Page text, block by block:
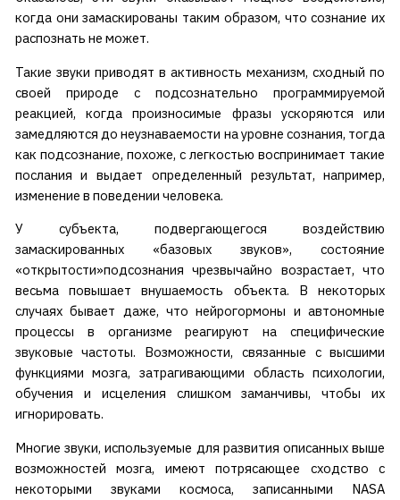
когда они замаскированы таким образом, что сознание их
распознать не может.
Такие звуки приводят в активность механизм, сходный по
своей природе с подсознательно программируемой
реакцией, когда произносимые фразы ускоряются или
замедляются до неузнаваемости на уровне сознания, тогда
как подсознание, похоже, с легкостью воспринимает такие
послания и выдает определенный результат, например,
изменение в поведении человека.
У субъекта, подвергающегося воздействию
замаскированных «базовых звуков», состояние
«открытости»подсознания чрезвычайно возрастает, что
весьма повышает внушаемость объекта. В некоторых
случаях бывает даже, что нейрогормоны и автономные
процессы в организме реагируют на специфические
звуковые частоты. Возможности, связанные с высшими
функциями мозга, затрагивающими область психологии,
обучения и исцеления слишком заманчивы, чтобы их
игнорировать.
Многие звуки, используемые для развития описанных выше
возможностей мозга, имеют потрясающее сходство с
некоторыми звуками космоса, записанными NASA